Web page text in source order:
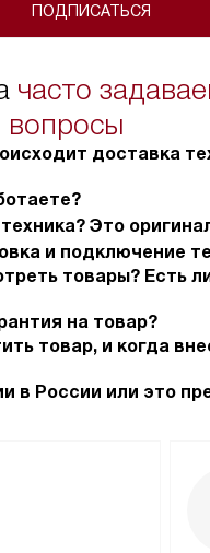
ПОДПИСАТЬСЯ
часто
вопросы
доставка
Это
и подключение
товары? Есть
на товар?
товар, и когда
в России или это